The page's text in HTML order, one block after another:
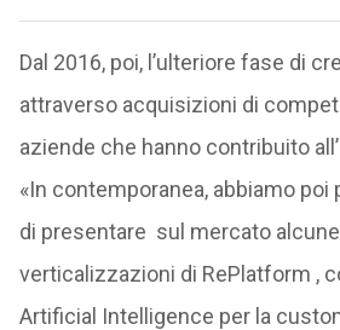
Dal 2016, poi, l’ulteriore fase di
attraverso acquisizioni di
aziende che hanno contribuito
«In contemporanea, abbiamo poi
di presentare sul mercato
verticalizzazioni di RePlatform ,
Artificial Intelligence per la